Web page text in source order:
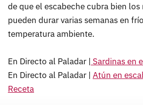
de que el escabeche cubra bien
pueden durar varias semanas en
temperatura ambiente.
En Directo al Paladar | Sardinas en
En Directo al Paladar | Atún en
Receta